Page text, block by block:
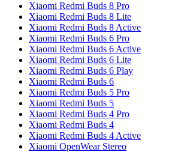
Xiaomi Redmi Buds 8 Pro
Xiaomi Redmi Buds 8 Lite
Xiaomi Redmi Buds 8 Active
Xiaomi Redmi Buds 6 Pro
Xiaomi Redmi Buds 6 Active
Xiaomi Redmi Buds 6 Lite
Xiaomi Redmi Buds 6 Play
Xiaomi Redmi Buds 6
Xiaomi Redmi Buds 5 Pro
Xiaomi Redmi Buds 5
Xiaomi Redmi Buds 4 Pro
Xiaomi Redmi Buds 4
Xiaomi Redmi Buds 4 Active
Xiaomi OpenWear Stereo